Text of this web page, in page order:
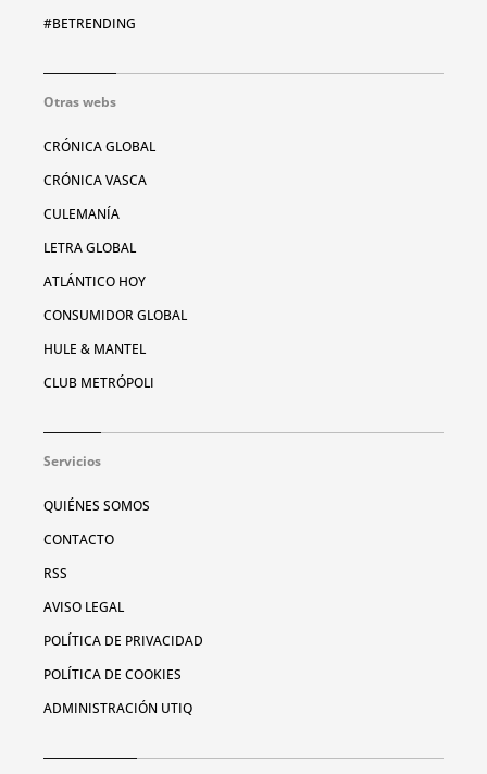
#BETRENDING
Otras webs
CRÓNICA GLOBAL
CRÓNICA VASCA
CULEMANÍA
LETRA GLOBAL
ATLÁNTICO HOY
CONSUMIDOR GLOBAL
HULE & MANTEL
CLUB METRÓPOLI
Servicios
QUIÉNES SOMOS
CONTACTO
RSS
AVISO LEGAL
POLÍTICA DE PRIVACIDAD
POLÍTICA DE COOKIES
ADMINISTRACIÓN UTIQ